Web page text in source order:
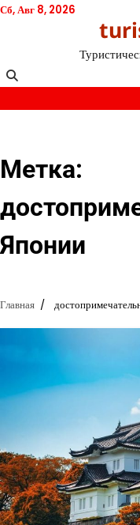
Перейти
Сб, Авг 8, 2026
Метка:
Японии
Главная